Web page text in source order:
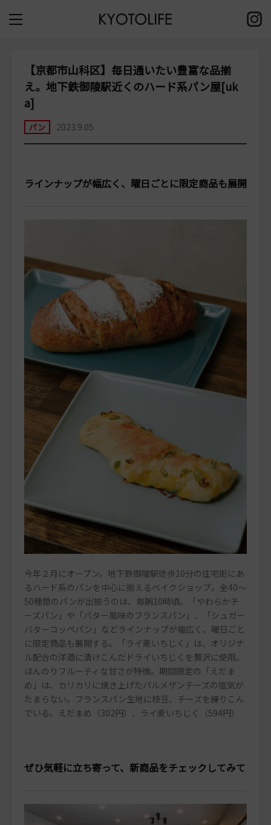
【京都市山科区】毎日通いたい豊富な品揃
え。地下鉄御陵駅近くのハード系パン屋[uk
a]
パン 2023.9.05
ラインナップが幅広く、曜日ごとに限定商品も展開
今年２月にオープン。地下鉄御陵駅徒歩10分の住宅街にあ
るハード系のパンを中心に揃えるベイクショップ。全40～
50種類のパンが出揃うのは、毎朝10時頃。「やわらかチ
ーズパン」や「バター風味のフランスパン」、「シュガー
バターコッペパン」などラインナップが幅広く、曜日ごと
に限定商品も展開する。「ライ麦いちじく」は、オリジナ
ル配合の洋酒に漬けこんだドライいちじくを贅沢に使用。
ほんのりフルーティな甘さが特徴。期間限定の「えだま
め」は、カリカリに焼き上げたパルメザンチーズの塩気が
たまらない。フランスパン生地に枝豆、チーズを練りこん
でいる。えだまめ（302円）、ライ麦いちじく（594円）
ぜひ気軽に立ち寄って、新商品をチェックしてみて